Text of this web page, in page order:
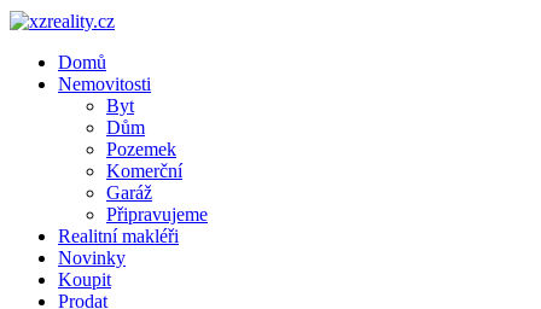
Domů
Nemovitosti
Byt
Dům
Pozemek
Komerční
Garáž
Připravujeme
Realitní makléři
Novinky
Koupit
Prodat